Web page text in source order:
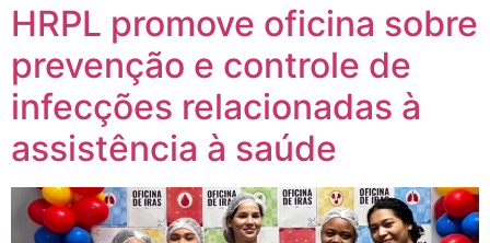
HRPL promove oficina sobre
prevenção e controle de
infecções relacionadas à
assistência à saúde